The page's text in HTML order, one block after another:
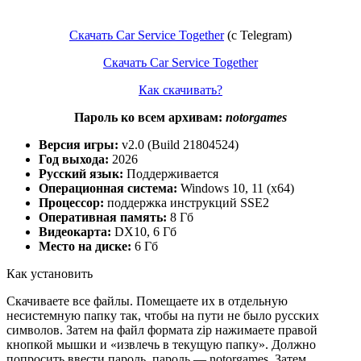
Скачать Car Service Together(с Telegram)
Скачать Car Service Together
Как скачивать?
Пароль ко всем архивам: notorgames
Версия игры: v2.0 (Build 21804524)
Год выхода: 2026
Русский язык: Поддерживается
Операционная система: Windows 10, 11 (x64)
Процессор: поддержка инструкций SSE2
Оперативная память: 8 Гб
Видеокарта: DX10, 6 Гб
Место на диске: 6 Гб
Как установить
Скачиваете все файлы. Помещаете их в отдельную
несистемную папку так, чтобы на пути не было русских
символов. Затем на файл формата zip нажимаете правой
кнопкой мышки и «извлечь в текущую папку». Должно